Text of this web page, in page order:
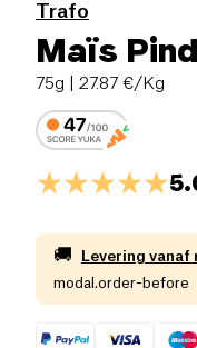
Trafo
Maïs
75g | 27.87 €/Kg
🚚 Levering vanaf
modal.order-before